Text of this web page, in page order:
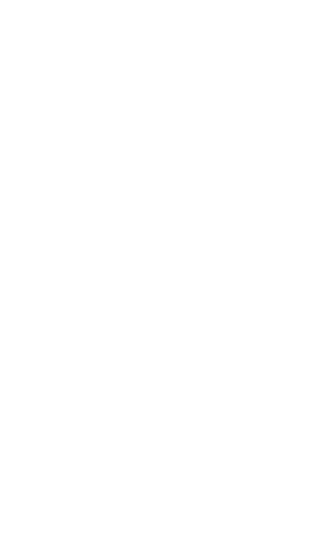
harus diambil:
oknum untuk menekan tersangka tanpa
keras bagi aparat penegak hukum untuk lebih